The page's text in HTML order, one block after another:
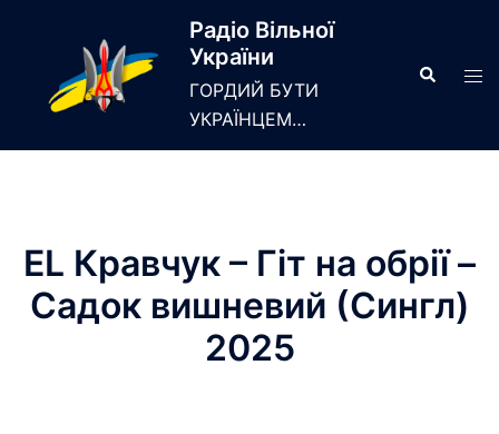
Радіо Вільної
України
ГОРДИЙ БУТИ
УКРАЇНЦЕМ…
Search
EL Кравчук – Гіт на обрії –
Садок вишневий (Сингл)
2025